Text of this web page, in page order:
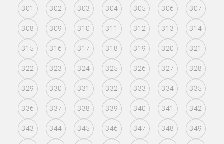
301 302 303 304 305 306 307
308 309 310 311 312 313 314
315 316 317 318 319 320 321
322 323 324 325 326 327 328
329 330 331 332 333 334 335
336 337 338 339 340 341 342
343 344 345 346 347 348 349